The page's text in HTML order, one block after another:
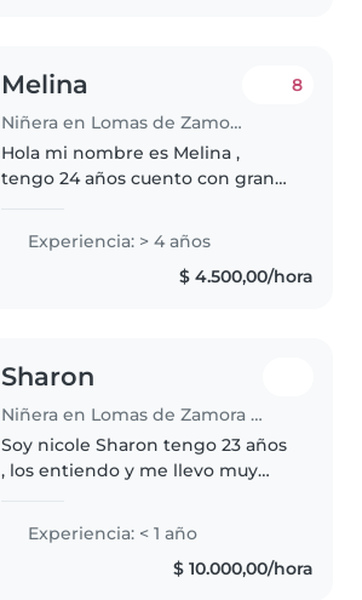
Melina
Niñera en Lomas de Zamora (Buenos Aires)
8
Hola mi nombre es Melina ,
tengo 24 años cuento con gran
de 0 a 12 años estoy estudiando
el profesorado de ed especial!
soy amable atenta tengo mucha..
Experiencia: > 4 años
$ 4.500,00/hora
Sharon
Niñera en Lomas de Zamora (Buenos Aires)
Soy nicole Sharon tengo 23 años
, los entiendo y me llevo muy
haciendo manualidades 🌈🎨🖍🪁
⚽🪄. Me interesó por saber sus..
Experiencia: < 1 año
$ 10.000,00/hora